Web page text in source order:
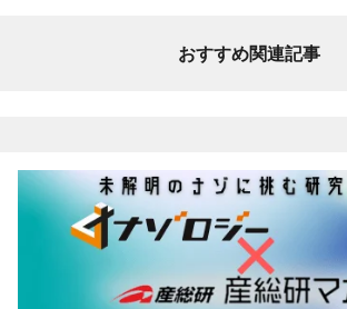
おすすめ関連記事